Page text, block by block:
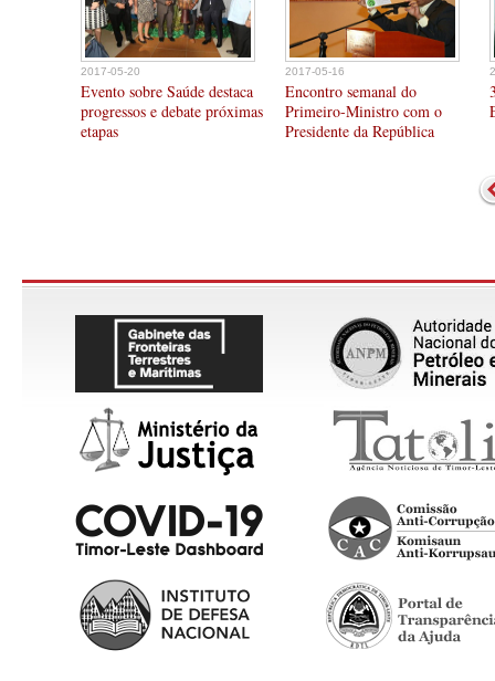
2017-05-20
Evento sobre Saúde destaca
progressos e debate próximas
etapas
2017-05-16
Encontro semanal do
Primeiro-Ministro com o
Presidente da República